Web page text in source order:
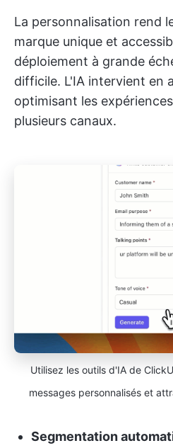
La personnalisation rend
marque unique et
déploiement à grande
difficile. L'IA intervient en
optimisant les
plusieurs canaux.
Utilisez les outils d'IA de
messages personnalisés et
Segmentation